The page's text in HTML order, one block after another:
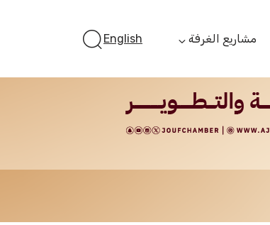
مشاريع الغرفة
أستثمر بالجوف
الجوف ستارت أب
English